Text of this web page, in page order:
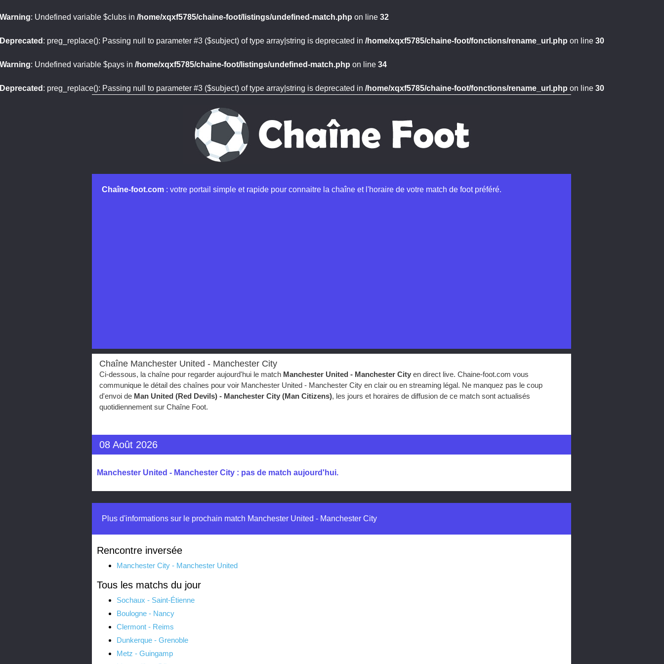
Warning: Undefined variable $clubs in /home/xqxf5785/chaine-foot/listings/undefined-match.php on line 32
Deprecated : preg_replace(): Passing null to parameter #3 ($subject) of type array|string is deprecated in /home/xqxf5785/chaine-foot/fonctions/rename_url.php on line 30
Warning: Undefined variable $pays in /home/xqxf5785/chaine-foot/listings/undefined-match.php on line 34
Deprecated : preg_replace(): Passing null to parameter #3 ($subject) of type array|string is deprecated in /home/xqxf5785/chaine-foot/fonctions/rename_url.php on line 30
Chaîne-foot.com : votre portail simple et rapide pour connaitre la chaîne et l'horaire de votre match de foot préféré.
Chaîne Manchester United - Manchester City
Ci-dessous, la chaîne pour regarder aujourd'hui le match Manchester United - Manchester City en direct live. Chaine-foot.com vous
communique le détail des chaînes pour voir Manchester United - Manchester City en clair ou en streaming légal. Ne manquez pas le coup
d'envoi de Man United (Red Devils) - Manchester City (Man Citizens), les jours et horaires de diffusion de ce match sont actualisés
quotidiennement sur Chaîne Foot.
08 Août 2026
Manchester United - Manchester City : pas de match aujourd'hui.
Plus d'informations sur le prochain match Manchester United - Manchester City
Rencontre inversée
Manchester City - Manchester United
Tous les matchs du jour
Sochaux - Saint-Étienne
Boulogne - Nancy
Clermont - Reims
Dunkerque - Grenoble
Metz - Guingamp